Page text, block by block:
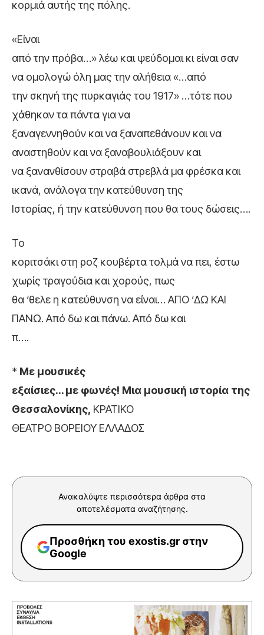
κορμιά αυτής της πόλης.
«Είναι
από την πρόβα…» λέω και ψεύδομαι κι είναι σαν
να ομολογώ όλη μας την αλήθεια «…από
την σκηνή της πυρκαγιάς του 1917» …τότε που
χάθηκαν τα πάντα για να
ξαναγεννηθούν και να ξαναπεθάνουν και να
αναστηθούν και να ξαναβουλιάξουν και
να ξανανθίσουν στραβά στρεβλά μα φρέσκα και
ικανά, ανάλογα την κατεύθυνση της
Ιστορίας, ή την κατεύθυνση που θα τους δώσεις….
Το
κοριτσάκι στη ροζ κουβέρτα τολμά να πει, έστω
χωρίς τραγούδια και χορούς, πως
θα ‘θελε η κατεύθυνση να είναι… ΑΠΟ ‘ΔΩ ΚΑΙ
ΠΑΝΩ. Από δω και πάνω. Από δω και
π….
* Με μουσικές
εξαίσιες… με φωνές! Μια μουσική ιστορία της
Θεσσαλονίκης, ΚΡΑΤΙΚΟ
ΘΕΑΤΡΟ ΒΟΡΕΙΟΥ ΕΛΛΑΔΟΣ
Ανακαλύψτε περισσότερα άρθρα στα
αποτελέσματα αναζήτησης.
Προσθήκη του exostis.gr στην
Google